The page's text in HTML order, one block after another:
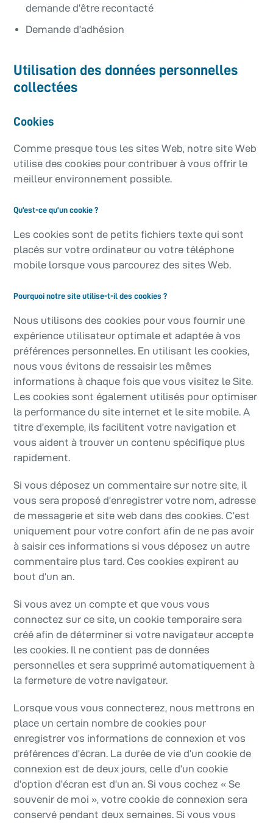
demande d’être recontacté
Demande d’adhésion
Utilisation des données personnelles
collectées
Cookies
Comme presque tous les sites Web, notre site Web
utilise des cookies pour contribuer à vous offrir le
meilleur environnement possible.
Qu’est-ce qu’un cookie ?
Les cookies sont de petits fichiers texte qui sont
placés sur votre ordinateur ou votre téléphone
mobile lorsque vous parcourez des sites Web.
Pourquoi notre site utilise-t-il des cookies ?
Nous utilisons des cookies pour vous fournir une
expérience utilisateur optimale et adaptée à vos
préférences personnelles. En utilisant les cookies,
nous vous évitons de ressaisir les mêmes
informations à chaque fois que vous visitez le Site.
Les cookies sont également utilisés pour optimiser
la performance du site internet et le site mobile. A
titre d’exemple, ils facilitent votre navigation et
vous aident à trouver un contenu spécifique plus
rapidement.
Si vous déposez un commentaire sur notre site, il
vous sera proposé d’enregistrer votre nom, adresse
de messagerie et site web dans des cookies. C’est
uniquement pour votre confort afin de ne pas avoir
à saisir ces informations si vous déposez un autre
commentaire plus tard. Ces cookies expirent au
bout d’un an.
Si vous avez un compte et que vous vous
connectez sur ce site, un cookie temporaire sera
créé afin de déterminer si votre navigateur accepte
les cookies. Il ne contient pas de données
personnelles et sera supprimé automatiquement à
la fermeture de votre navigateur.
Lorsque vous vous connecterez, nous mettrons en
place un certain nombre de cookies pour
enregistrer vos informations de connexion et vos
préférences d’écran. La durée de vie d’un cookie de
connexion est de deux jours, celle d’un cookie
d’option d’écran est d’un an. Si vous cochez « Se
souvenir de moi », votre cookie de connexion sera
conservé pendant deux semaines. Si vous vous